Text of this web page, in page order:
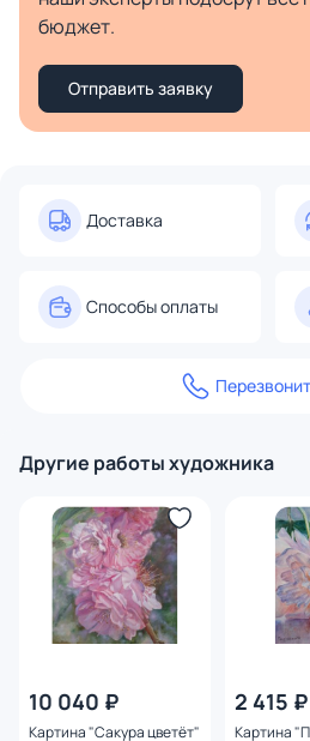
бюджет.
Отправить заявку
Доставка
Способы оплаты
Другие работы художника
10 040 ₽
Картина "Сакура цветёт"
2 415 ₽
Картина